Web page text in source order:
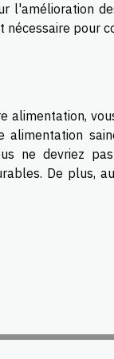
l'amélioration
nécessaire pour
alimentation,
alimentation
ne devriez
De plus,